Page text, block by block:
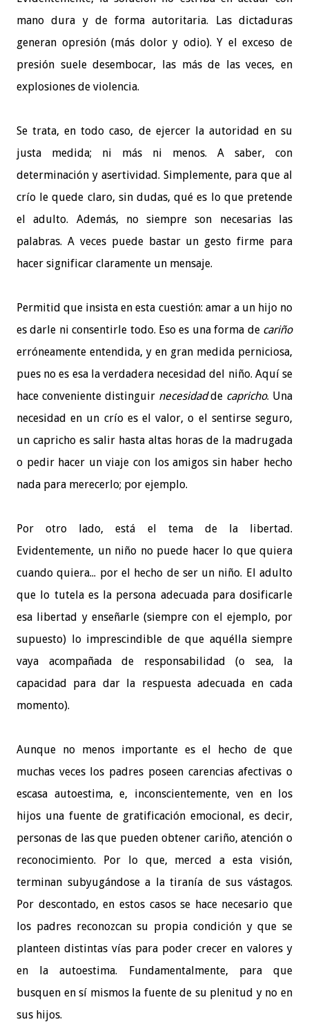
mano dura y de forma autoritaria. Las dictaduras
generan opresión (más dolor y odio). Y el exceso de
presión suele desembocar, las más de las veces, en
explosiones de violencia.
Se trata, en todo caso, de ejercer la autoridad en su
justa medida; ni más ni menos. A saber, con
determinación y asertividad. Simplemente, para que al
crío le quede claro, sin dudas, qué es lo que pretende
el adulto. Además, no siempre son necesarias las
palabras. A veces puede bastar un gesto firme para
hacer significar claramente un mensaje.
Permitid que insista en esta cuestión: amar a un hijo no
es darle ni consentirle todo. Eso es una forma de cariño
erróneamente entendida, y en gran medida perniciosa,
pues no es esa la verdadera necesidad del niño. Aquí se
hace conveniente distinguir necesidadde capricho. Una
necesidad en un crío es el valor, o el sentirse seguro,
un capricho es salir hasta altas horas de la madrugada
o pedir hacer un viaje con los amigos sin haber hecho
nada para merecerlo; por ejemplo.
Por otro lado, está el tema de la libertad.
Evidentemente, un niño no puede hacer lo que quiera
cuando quiera... por el hecho de ser un niño. El adulto
que lo tutela es la persona adecuada para dosificarle
esa libertad y enseñarle (siempre con el ejemplo, por
supuesto) lo imprescindible de que aquélla siempre
vaya acompañada de responsabilidad (o sea, la
capacidad para dar la respuesta adecuada en cada
momento).
Aunque no menos importante es el hecho de que
muchas veces los padres poseen carencias afectivas o
escasa autoestima, e, inconscientemente, ven en los
hijos una fuente de gratificación emocional, es decir,
personas de las que pueden obtener cariño, atención o
reconocimiento. Por lo que, merced a esta visión,
terminan subyugándose a la tiranía de sus vástagos.
Por descontado, en estos casos se hace necesario que
los padres reconozcan su propia condición y que se
planteen distintas vías para poder crecer en valores y
en la autoestima. Fundamentalmente, para que
busquen en sí mismos la fuente de su plenitud y no en
sus hijos.